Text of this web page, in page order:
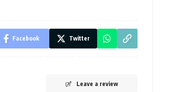
Facebook Twitter
Leave a review